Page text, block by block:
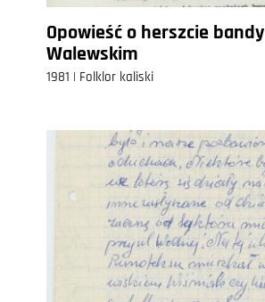
Opowieść o herszcie bandy
Walewskim
1981 | Folklor kaliski